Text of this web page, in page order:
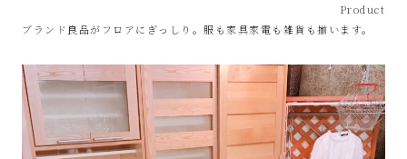
Product
ブランド良品がフロアにぎっしり。服も家具家電も雑貨も揃います。